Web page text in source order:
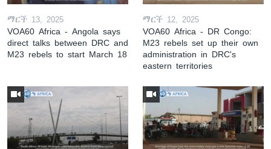
ማርች 13, 2025
VOA60 Africa - Angola says
direct talks between DRC and
M23 rebels to start March 18
ማርች 12, 2025
VOA60 Africa - DR Congo:
M23 rebels set up their own
administration in DRC's
eastern territories